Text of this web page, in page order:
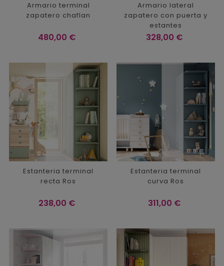
Armario terminal
zapatero chaflan
Precio
480,00 €
Armario lateral
zapatero con puerta y
estantes
Precio
328,00 €
Estanteria terminal
recta Ros
Precio
238,00 €
Estanteria terminal
curva Ros
Precio
311,00 €